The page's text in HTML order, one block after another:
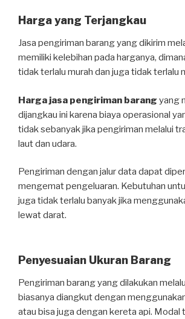
Harga yang Terjangkau
Jasa pengiriman barang yang dikirim
memiliki kelebihan pada harganya,
tidak terlalu murah dan juga tidak terlalu
Harga jasa pengiriman barang yang
dijangkau ini karena biaya operasional
tidak sebanyak jika pengiriman melalui
laut dan udara.
Pengiriman dengan jalur data dapat
mengemat pengeluaran. Kebutuhan
juga tidak terlalu banyak jika
lewat darat.
Penyesuaian Ukuran Barang
Pengiriman barang yang dilakukan
biasanya diangkut dengan
atau bisa juga dengan kereta api. Modal